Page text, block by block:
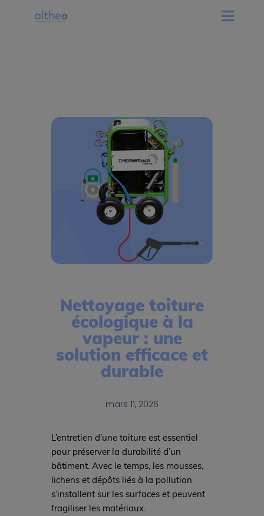
Nettoyage toiture
écologique à la
vapeur : une
solution efficace et
durable
mars 11, 2026
L’entretien d’une toiture est essentiel
pour préserver la durabilité d’un
bâtiment. Avec le temps, les mousses,
lichens et dépôts liés à la pollution
s’installent sur les surfaces et peuvent
fragiliser les matériaux.